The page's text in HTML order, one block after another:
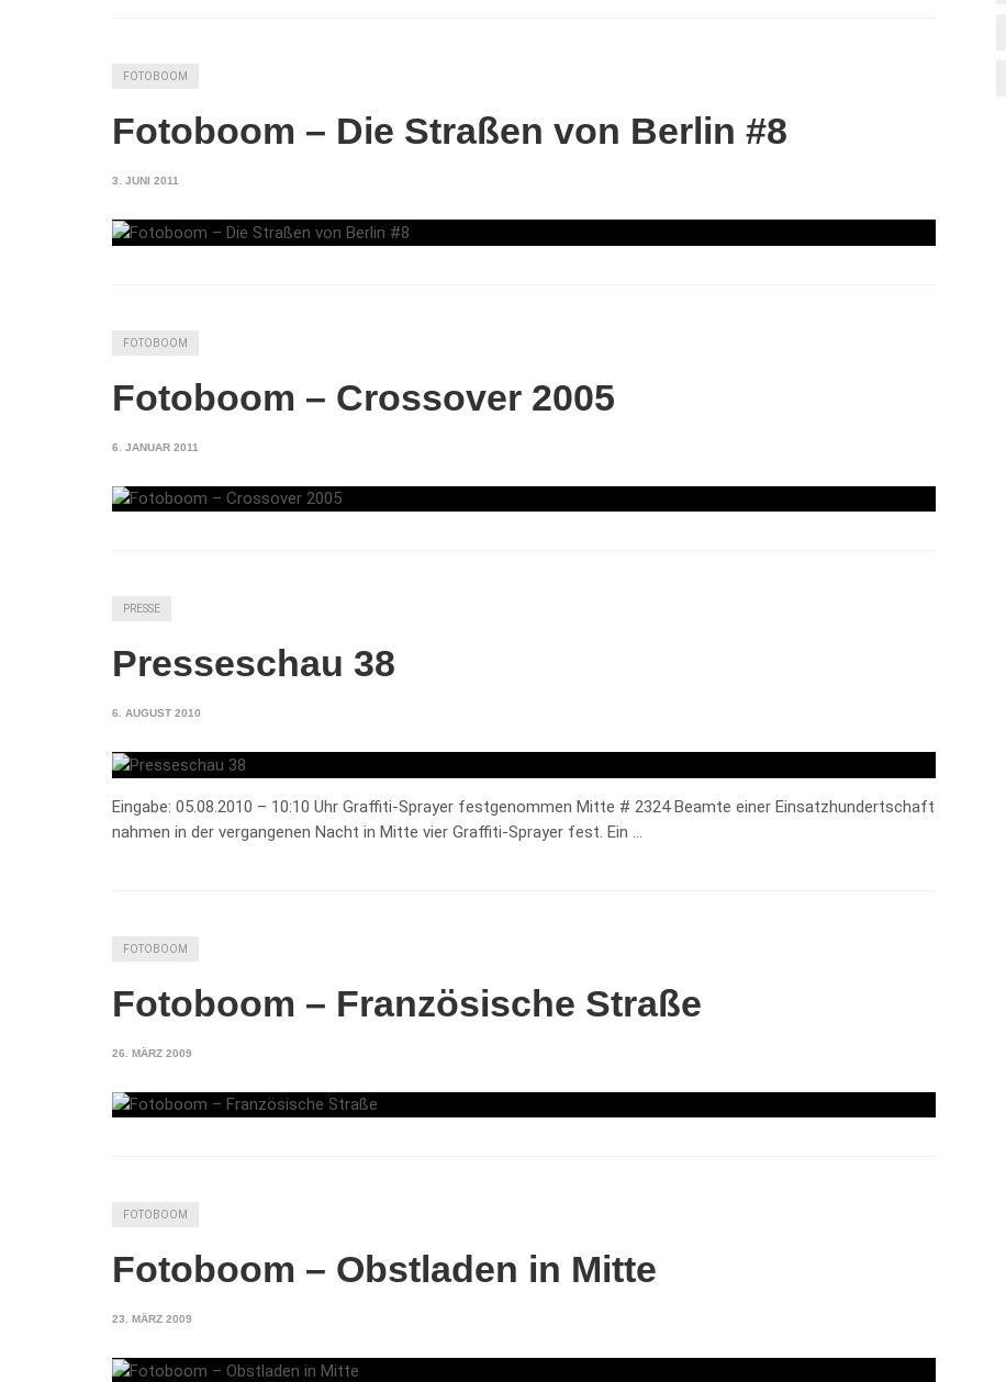
FOTOBOOM
Fotoboom – Die Straßen von Berlin #8
3. JUNI 2011
FOTOBOOM
Fotoboom – Crossover 2005
6. JANUAR 2011
PRESSE
Presseschau 38
6. AUGUST 2010
Eingabe: 05.08.2010 – 10:10 Uhr Graffiti-Sprayer festgenommen Mitte # 2324 Beamte einer Einsatzhundertschaft
nahmen in der vergangenen Nacht in Mitte vier Graffiti-Sprayer fest. Ein …
FOTOBOOM
Fotoboom – Französische Straße
26. MÄRZ 2009
FOTOBOOM
Fotoboom – Obstladen in Mitte
23. MÄRZ 2009